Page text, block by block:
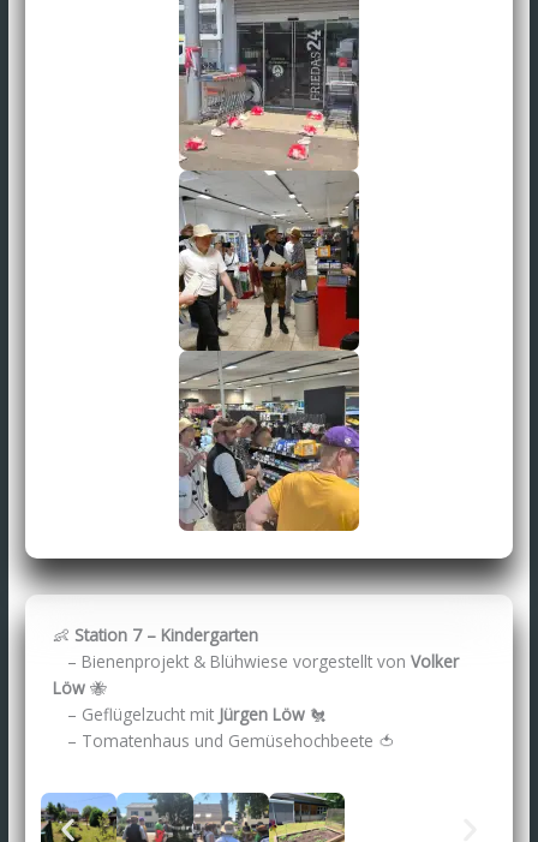
👶 Station 7 – Kindergarten
– Bienenprojekt & Blühwiese vorgestellt vonVolker
Löw 🐝
– Geflügelzucht mit Jürgen Löw 🐔
– Tomatenhaus und Gemüsehochbeete 🍅